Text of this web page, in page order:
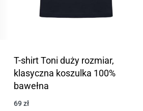
T-shirt Toni duży rozmiar,
klasyczna koszulka 100%
bawełna
69zł